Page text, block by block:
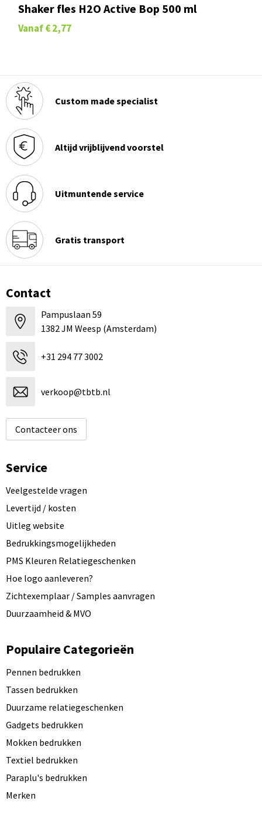
Shaker fles H2O Active Bop 500 ml
Vanaf € 2,77
Custom made specialist
Altijd vrijblijvend voorstel
Uitmuntende service
Gratis transport
Contact
Pampuslaan 59
1382 JM Weesp (Amsterdam)
+31 294 77 3002
verkoop@tbtb.nl
Contacteer ons
Service
Veelgestelde vragen
Levertijd / kosten
Uitleg website
Bedrukkingsmogelijkheden
PMS Kleuren Relatiegeschenken
Hoe logo aanleveren?
Zichtexemplaar / Samples aanvragen
Duurzaamheid & MVO
Populaire Categorieën
Pennen bedrukken
Tassen bedrukken
Duurzame relatiegeschenken
Gadgets bedrukken
Mokken bedrukken
Textiel bedrukken
Paraplu's bedrukken
Merken